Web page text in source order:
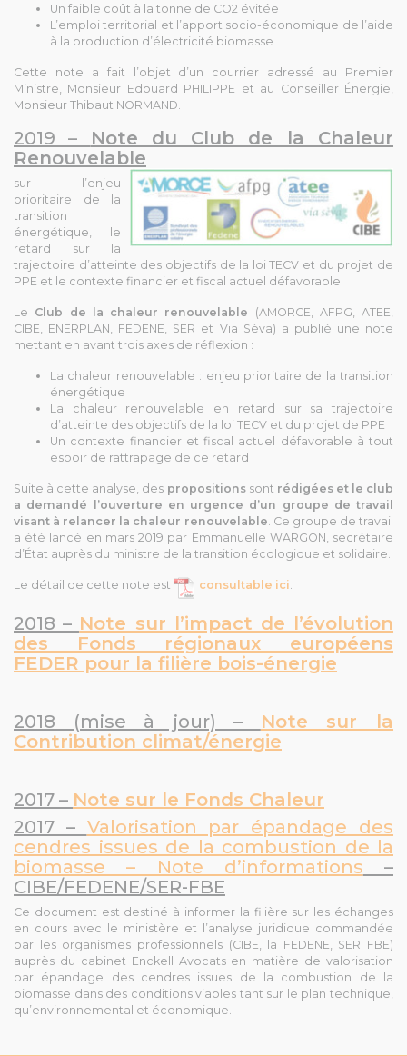
Un faible coût à la tonne de CO2 évitée
L’emploi territorial et l’apport socio-économique de l’aide
à la production d’électricité biomasse
Cette note a fait l’objet d’un courrier adressé au Premier
Ministre, Monsieur Edouard PHILIPPE et au Conseiller Énergie,
Monsieur Thibaut NORMAND.
2019 –
Note du Club de la Chaleur
Renouvelable
sur l’enjeu
prioritaire de la
transition
énergétique, le
retard sur la
trajectoire d’atteinte des objectifs de la loi TECV et du projet de
PPE et le contexte financier et fiscal actuel défavorable
Le Club de la chaleur renouvelable (AMORCE, AFPG, ATEE,
CIBE, ENERPLAN, FEDENE, SER et Via Sèva) a publié une note
mettant en avant trois axes de réflexion :
La chaleur renouvelable : enjeu prioritaire de la transition
énergétique
La chaleur renouvelable en retard sur sa trajectoire
d’atteinte des objectifs de la loi TECV et du projet de PPE
Un contexte financier et fiscal actuel défavorable à tout
espoir de rattrapage de ce retard
Suite à cette analyse, des propositionssont rédigées et le club
a demandé l’ouverture en urgence d’un groupe de travail
visant à relancer la chaleur renouvelable . Ce groupe de travail
a été lancé en mars 2019 par Emmanuelle WARGON, secrétaire
d’État auprès du ministre de la transition écologique et solidaire.
Le détail de cette note est consultable ici
2018 – Note sur l’impact de l’évolution
des Fonds régionaux européens
FEDER pour la filière bois-énergie
2018 (mise à jour) – Note sur la
Contribution climat/énergie
2017 – Note sur le Fonds Chaleur
2017 – Valorisation par épandage des
cendres issues de la combustion de la
biomasse – Note d’informations –
CIBE/FEDENE/SER-FBE
Ce document est destiné à informer la filière sur les échanges
en cours avec le ministère et l’analyse juridique commandée
par les organismes professionnels (CIBE, la FEDENE, SER FBE)
auprès du cabinet Enckell Avocats en matière de valorisation
par épandage des cendres issues de la combustion de la
biomasse dans des conditions viables tant sur le plan technique,
qu’environnemental et économique.